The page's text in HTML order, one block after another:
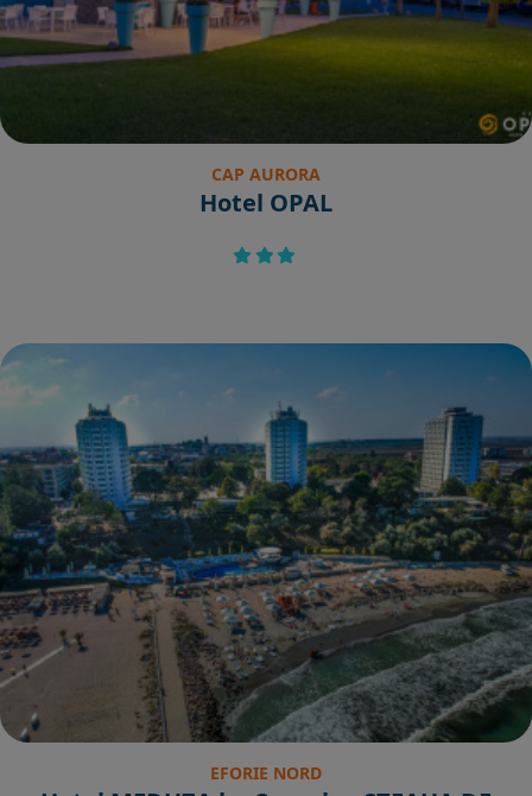
CAP AURORA
Hotel OPAL
EFORIE NORD